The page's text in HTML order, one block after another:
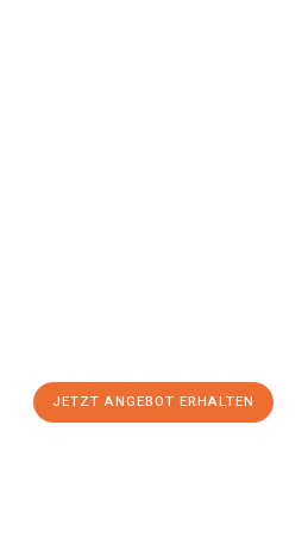
JETZT ANGEBOT ERHALTEN